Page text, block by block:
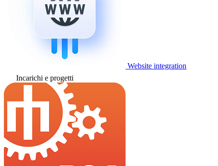
Website integration
Incarichi e progetti